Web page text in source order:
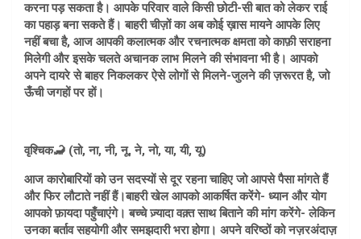
करना पड़ सकता है। आपके परिवार वाले किसी छोटी-सी बात को लेकर राई
का पहाड़ बना सकते हैं। बाहरी चीज़ों का अब कोई ख़ास मायने आपके लिए
नहीं बचा है, आज आपकी कलात्मक और रचनात्मक क्षमता को काफ़ी सराहना
मिलेगी और इसके चलते अचानक लाभ मिलने की संभावना भी है। आपको
अपने दायरे से बाहर निकलकर ऐसे लोगों से मिलने-जुलने की ज़रूरत है, जो
ऊँची जगहों पर हों।
वृश्चिक🦂 (तो, ना, नी, नू, ने, नो, या, यी, यू)
आज कारोबारियों को उन सदस्यों से दूर रहना चाहिए जो आपसे पैसा मांगते हैं
और फिर लौटाते नहीं हैं।बाहरी खेल आपको आकर्षित करेंगे- ध्यान और योग
आपको फ़ायदा पहुँचाएंगे। बच्चे ज़्यादा वक़्त साथ बिताने की मांग करेंगे- लेकिन
उनका बर्ताव सहयोगी और समझदारी भरा होगा। अपने वरिष्ठों को नज़रअंदाज़